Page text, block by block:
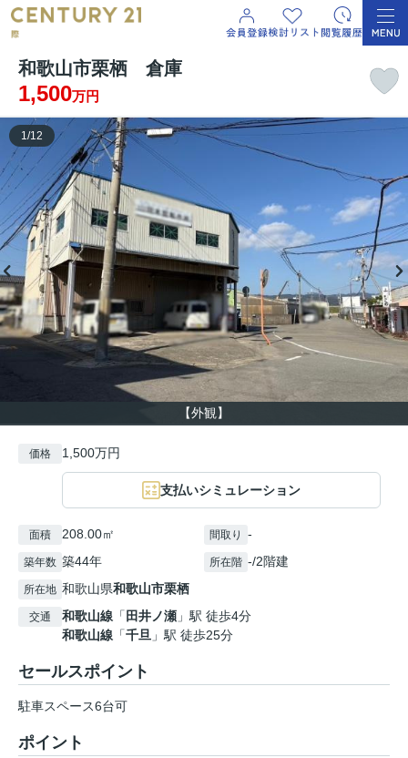
和歌山市栗栖 倉庫
1,500万円
【外観】
1/12
価格 1,500万円
支払いシミュレーション
面積 208.00㎡ 間取り -
築年数 築44年 所在階 -/2階建
所在地 和歌山県和歌山市栗栖
交通 和歌山線 「 田井ノ瀬 」駅 徒歩4分
和歌山線 「千旦 」駅 徒歩25分
セールスポイント
駐車スペース6台可
ポイント